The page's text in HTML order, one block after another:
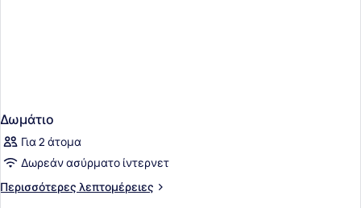
Δωμάτιο
Για 2 άτομα
Δωρεάν ασύρματο ίντερνετ
Περισσότερες λεπτομέρειες
Περισσότερες